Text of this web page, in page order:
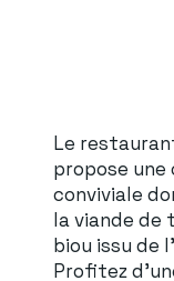
Le
propose
conviviale
la viande de
biou issu de
Profitez